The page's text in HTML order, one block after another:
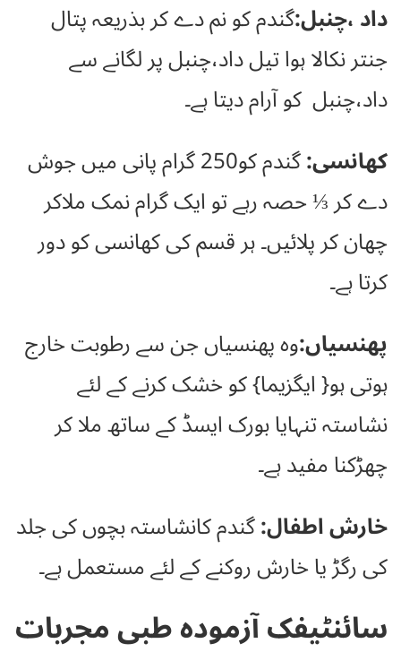
داد ،چنبل:گندم کو نم دے کر بذریعہ پتال
جنتر نکالا ہوا تیل داد،چنبل پر لگانے سے
داد،چنبل کو آرام دیتا ہے۔
کھانسی:
گندم کو250 گرام پانی میں جوش
دے کر ⅓ حصہ رہے تو ایک گرام نمک ملاکر
چھان کر پلائیں۔ ہر قسم کی کھانسی کو دور
کرتا ہے۔
پھنسیاں:وہ پھنسیاں جن سے رطوبت خارج
ہوتی ہو{ ایگزیما} کو خشک کرنے کے لئے
نشاستہ تنہایا بورک ایسڈ کے ساتھ ملا کر
چھڑکنا مفید ہے۔
خارش اطفال:گندم کانشاستہ بچوں کی جلد
کی رگڑ یا خارش روکنے کے لئے مستعمل ہے۔
سائنٹیفک آزمودہ طبی مجربات